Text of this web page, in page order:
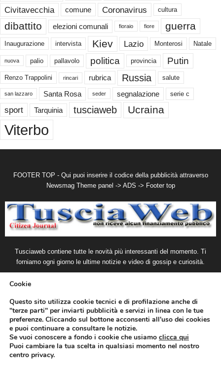
Civitavecchia comune Coronavirus cultura
dibattito elezioni comunali fioraio fiore guerra
Inaugurazione intervista Kiev Lazio Monterosi Natale
nuova palio pallavolo politica provincia Putin
Renzo Trappolini rincari rubrica Russia salute
san lazzaro Santa Rosa seder segnalazione serie c
sport Tarquinia tusciaweb Ucraina
Viterbo
FOOTER TOP - Qui puoi inserire il codice della pubblicità attraverso
Newsmag Theme panel -> ADS -> Footer top
Tusciaweb contiene tutte le novità più interessanti del momento. Ti
forniamo ogni giorno le ultime notizie e video di gossip e curiosità.
Cookie
Questo sito utilizza cookie tecnici e di profilazione anche di
"terze parti" per inviarti pubblicità e servizi in linea con le tue
preferenze. Cliccando sul bottone acconsenti all'uso dei cookies
e puoi continuare a consultare le notizie.
Se vuoi conoscere a fondo i cookie che usiamo clicca qui
Puoi cambiare la tua scelta in qualsiasi momento nel nostro
centro privacy.